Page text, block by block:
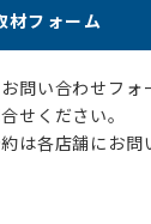
材フォーム
問い合わせフォ
せください。
は各店舗にお問